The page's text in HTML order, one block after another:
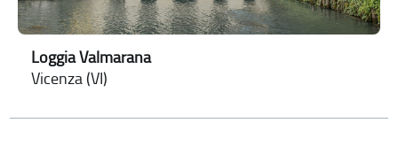
Loggia Valmarana
Vicenza (VI)